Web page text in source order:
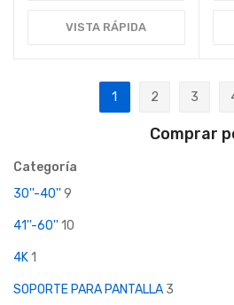
VISTA RÁPIDA
Página
Actualmente estás
1
2
3
Comprar
Categoría
30''-40''9
41''-60''10
4K1
SOPORTE PARA PANTALLA 3